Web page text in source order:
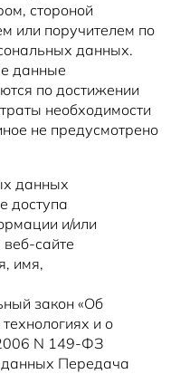
стороной
или поручителем по
данных.
данные
по достижении
необходимости
не предусмотрено
данных
доступа
и/или
сайте
имя,
закон «Об
и о
N 149-ФЗ
Передача